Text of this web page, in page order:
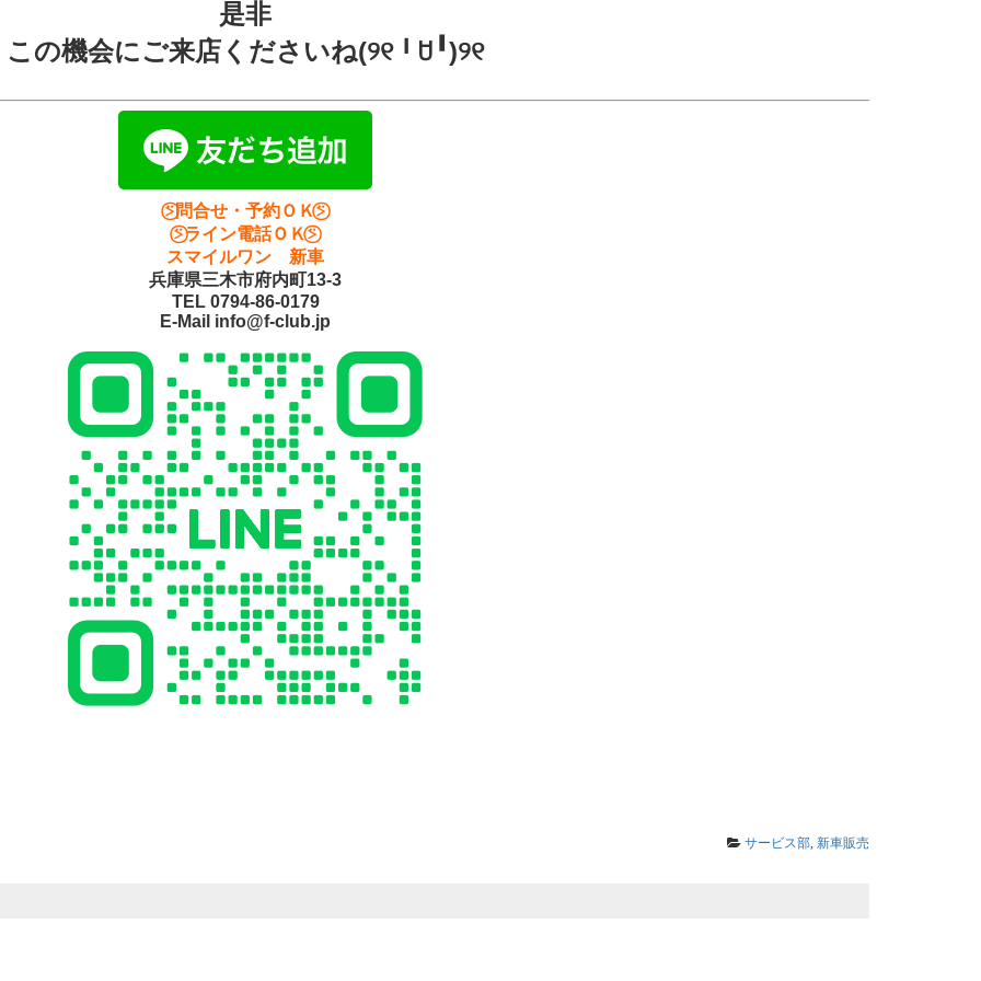
是非
この機会にご来店くださいね(୨୧╹ꇴ╹)୨୧
⍩⃝問合せ・予約ＯＫ⍩⃝
⍩⃝ライン電話ＯＫ⍩⃝
スマイルワン 新車
兵庫県三木市府内町13-3
TEL 0794-86-0179
E-Mail info@f-club.jp
サービス部 新車販売